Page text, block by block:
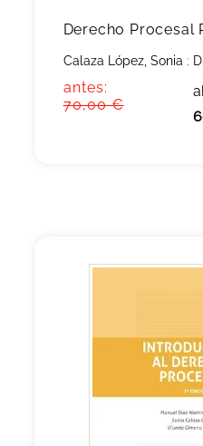
Derecho Procesal
Calaza López, Sonia ;
antes:
70,00 €